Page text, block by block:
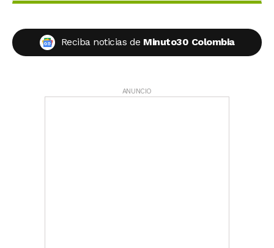
Reciba noticias de Minuto30 Colombia
ANUNCIO